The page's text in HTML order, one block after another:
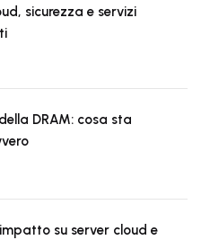
sicurezza e servizi
DRAM: cosa sta
su server cloud e